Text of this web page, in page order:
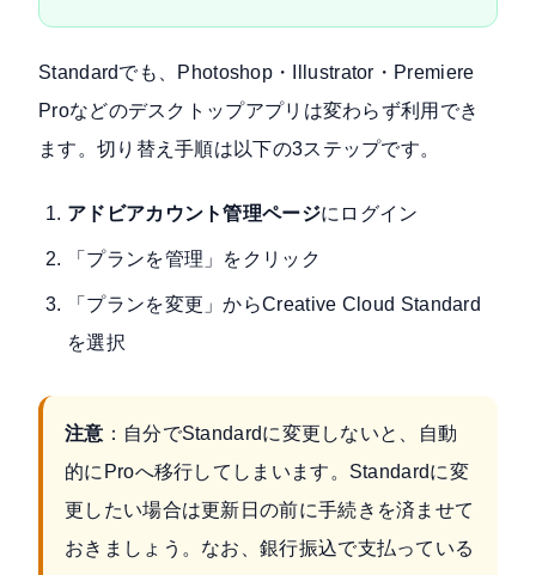
Standardでも、Photoshop・Illustrator・Premiere
Proなどのデスクトップアプリは変わらず利用でき
ます。切り替え手順は以下の3ステップです。
アドビアカウント管理ページにログイン
「プランを管理」をクリック
「プランを変更」からCreative Cloud Standard
を選択
注意 ：自分でStandardに変更しないと、自動
的にProへ移行してしまいます。Standardに変
更したい場合は更新日の前に手続きを済ませて
おきましょう。なお、銀行振込で支払っている